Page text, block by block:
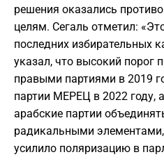
решения оказались
целям. Сегаль отметил:
последних избирательных
указал, что высокий порог
правыми партиями в 2019
партии МЕРЕЦ в 2022 году,
арабские партии
радикальными элементами,
усилило поляризацию в